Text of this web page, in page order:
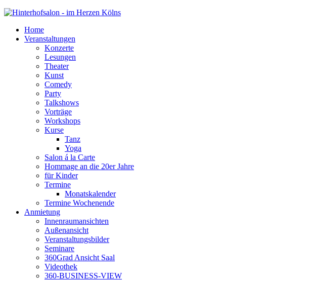
Home
Veranstaltungen
Konzerte
Lesungen
Theater
Kunst
Comedy
Party
Talkshows
Vorträge
Workshops
Kurse
Tanz
Yoga
Salon á la Carte
Hommage an die 20er Jahre
für Kinder
Termine
Monatskalender
Termine Wochenende
Anmietung
Innenraumansichten
Außenansicht
Veranstaltungsbilder
Seminare
360Grad Ansicht Saal
Videothek
360-BUSINESS-VIEW